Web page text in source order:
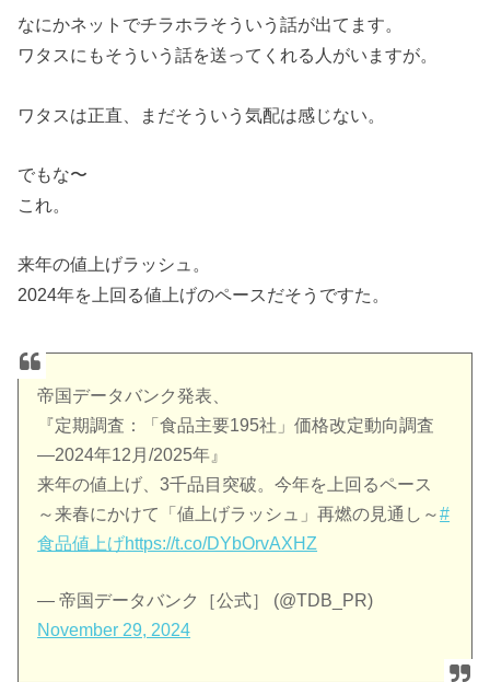
なにかネットでチラホラそういう話が出てます。
ワタスにもそういう話を送ってくれる人がいますが。
ワタスは正直、まだそういう気配は感じない。
でもな〜
これ。
来年の値上げラッシュ。
2024年を上回る値上げのペースだそうですた。
帝国データバンク発表、
『定期調査：「食品主要195社」価格改定動向調査
―2024年12月/2025年』
来年の値上げ、3千品目突破。今年を上回るペース
～来春にかけて「値上げラッシュ」再燃の見通し～#
食品値上げhttps://t.co/DYbOrvAXHZ
— 帝国データバンク［公式］ (@TDB_PR)
November 29, 2024